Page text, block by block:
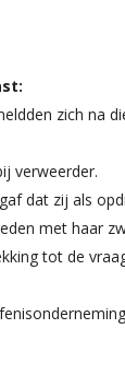
zich na
verweerder.
dat zij als
met haar
tot de